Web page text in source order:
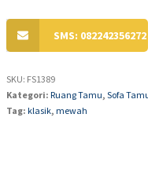
SMS: 082242356272
SKU: FS1389
Kategori:Ruang Tamu,Sofa
Tag:klasik,mewah